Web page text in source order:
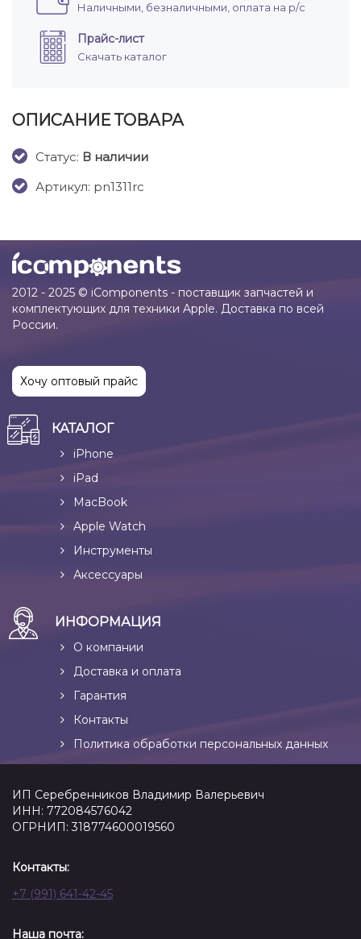
Наличными, безналичными, оплата на р/с
Прайс-лист
Скачать каталог
ОПИСАНИЕ ТОВАРА
Cтатус: В наличии
Артикул: pn1311rc
2012 - 2025 © iComponents - поставщик запчастей и
комплектующих для техники Apple. Доставка по всей
России.
Хочу оптовый прайс
КАТАЛОГ
iPhone
iPad
MacBook
Apple Watch
Инструменты
Аксессуары
ИНФОРМАЦИЯ
О компании
Доставка и оплата
Гарантия
Контакты
Политика обработки персональных данных
ИП Серебренников Владимир Валерьевич
ИНН: 772084576042
ОГРНИП: 318774600019560
Контакты:
+7 (991) 641-42-45
Наша почта: